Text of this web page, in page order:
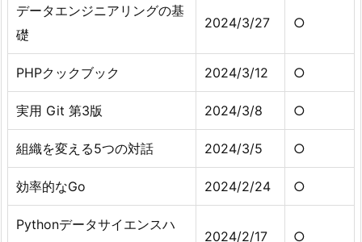
データエンジニアリングの基
礎
2024/3/27 ○
PHPクックブック 2024/3/12 ○
実用 Git 第3版 2024/3/8 ○
組織を変える5つの対話 2024/3/5 ○
効率的なGo 2024/2/24 ○
Pythonデータサイエンスハ
2024/2/17 ○